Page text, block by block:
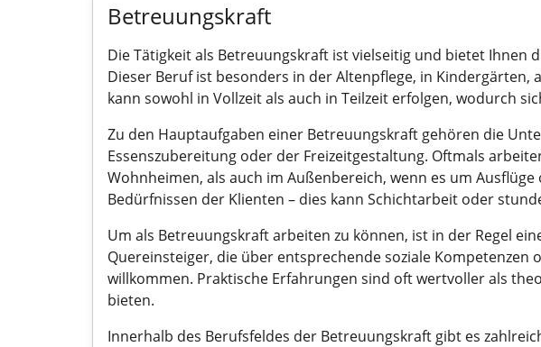
Betreuungskraft
Die Tätigkeit als Betreuungskraft ist vielseitig und bietet Ihnen
Dieser Beruf ist besonders in der Altenpflege, in
kann sowohl in Vollzeit als auch in Teilzeit erfolgen, wodurch
Zu den Hauptaufgaben einer Betreuungskraft gehören die
Essenszubereitung oder der Freizeitgestaltung. Oftmals
Wohnheimen, als auch im Außenbereich, wenn es um
Bedürfnissen der Klienten – dies kann Schichtarbeit oder
Um als Betreuungskraft arbeiten zu können, ist in der Regel
Quereinsteiger, die über entsprechende soziale
willkommen. Praktische Erfahrungen sind oft wertvoller als
bieten.
Innerhalb des Berufsfeldes der Betreuungskraft gibt es